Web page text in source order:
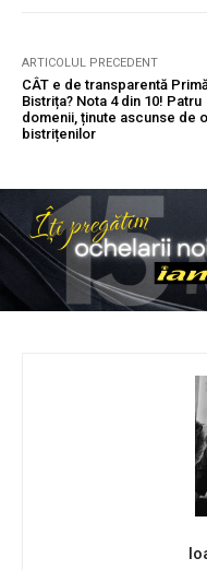
ARTICOLUL PRECEDENT
CÂT e de transparentă
Bistrița? Nota 4 din 10! Patru
domenii, ținute ascunse de
bistrițenilor